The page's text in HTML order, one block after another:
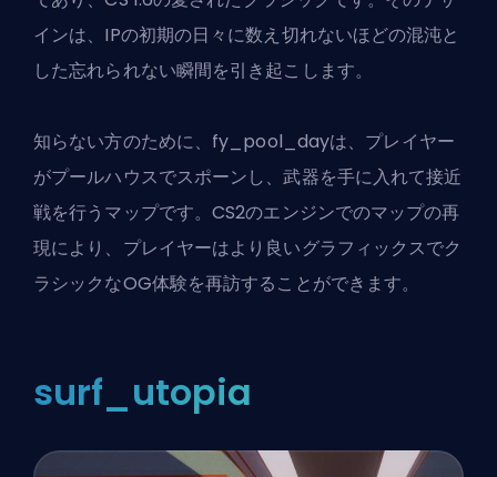
インは、IPの初期の日々に数え切れないほどの混沌と
した忘れられない瞬間を引き起こします。
知らない方のために、fy_pool_dayは、プレイヤー
がプールハウスでスポーンし、武器を手に入れて接近
戦を行うマップです。CS2のエンジンでのマップの再
現により、プレイヤーはより良いグラフィックスでク
ラシックなOG体験を再訪することができます。
surf_utopia